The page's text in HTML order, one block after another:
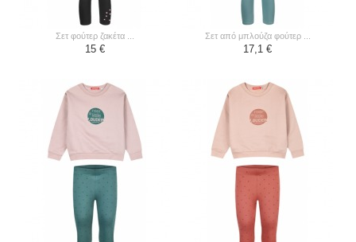
σετ φούτερ ζακέτα ...
15 €
σετ από μπλούζα φούτερ ...
17,1 €